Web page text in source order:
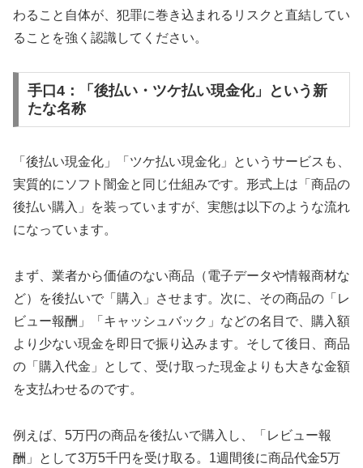
わること自体が、犯罪に巻き込まれるリスクと直結してい
ることを強く認識してください。
手口4：「後払い・ツケ払い現金化」という新
たな名称
「後払い現金化」「ツケ払い現金化」というサービスも、
実質的にソフト闇金と同じ仕組みです。形式上は「商品の
後払い購入」を装っていますが、実態は以下のような流れ
になっています。
まず、業者から価値のない商品（電子データや情報商材な
ど）を後払いで「購入」させます。次に、その商品の「レ
ビュー報酬」「キャッシュバック」などの名目で、購入額
より少ない現金を即日で振り込みます。そして後日、商品
の「購入代金」として、受け取った現金よりも大きな金額
を支払わせるのです。
例えば、5万円の商品を後払いで購入し、「レビュー報
酬」として3万5千円を受け取る。1週間後に商品代金5万